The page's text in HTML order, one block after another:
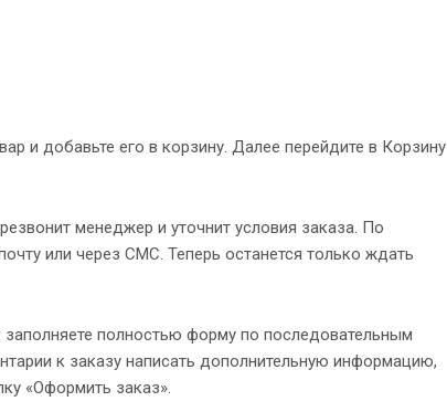
и добавьте его в корзину. Далее перейдите в Корзину
менеджер и уточнит условия заказа. По
или через СМС. Теперь останется только ждать
полностью форму по последовательным
к заказу написать дополнительную информацию,
«Оформить заказ».